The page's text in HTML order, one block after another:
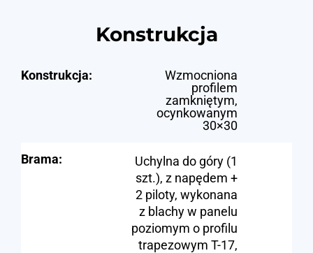
Konstrukcja
Konstrukcja:
Wzmocniona
profilem
zamkniętym,
ocynkowanym
30×30
Brama:
Uchylna do góry (1
szt.), z napędem +
2 piloty, wykonana
z blachy w panelu
poziomym o profilu
trapezowym T-17,